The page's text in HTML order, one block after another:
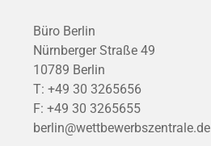
Büro Berlin
Nürnberger Straße 49
10789 Berlin
T: +49 30 3265656
F: +49 30 3265655
berlin@wettbewerbszentrale.de